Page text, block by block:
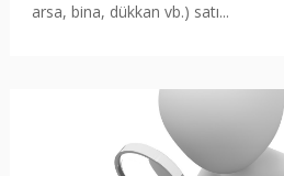
arsa, bina, dükkan vb.) satı...